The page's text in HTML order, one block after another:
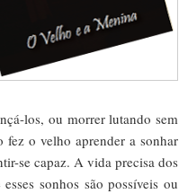
los, ou morrer lutando sem
fez o velho aprender a sonhar
se capaz. A vida precisa dos
sonhos são possíveis ou